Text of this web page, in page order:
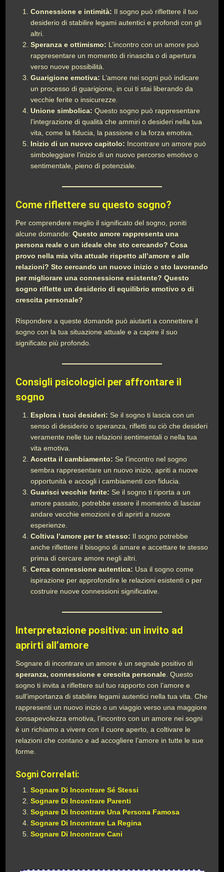
Connessione e intimità: Il sogno può riflettere il tuo
desiderio di stabilire legami autentici e profondi con gli
altri.
Speranza e ottimismo: L’incontro con un amore può
rappresentare un momento di rinascita o di apertura
verso nuove possibilità.
Guarigione emotiva: L’amore nei sogni può indicare
un processo di guarigione, in cui ti stai liberando da
vecchie ferite o insicurezze.
Unione simbolica: Questo sogno può rappresentare
l’integrazione di qualità che ammiri o desideri nella tua
vita, come la fiducia, la passione o la forza emotiva.
Inizio di un nuovo capitolo: Incontrare un amore può
simboleggiare l’inizio di un nuovo percorso emotivo o
sentimentale, pieno di potenziale.
Come riflettere su questo sogno?
Per comprendere meglio il significato del sogno, poniti
alcune domande:Questo amore rappresenta una
persona reale o un ideale che sto cercando? Cosa
provo nella mia vita attuale rispetto all’amore e alle
relazioni? Sto cercando un nuovo inizio o sto lavorando
per migliorare una connessione esistente? Questo
sogno riflette un desiderio di equilibrio emotivo o di
crescita personale?
Rispondere a queste domande può aiutarti a connettere il
sogno con la tua situazione attuale e a capire il suo
significato più profondo.
Consigli psicologici per affrontare il
sogno
Esplora i tuoi desideri: Se il sogno ti lascia con un
senso di desiderio o speranza, rifletti su ciò che desideri
veramente nelle tue relazioni sentimentali o nella tua
vita emotiva.
Accetta il cambiamento: Se l’incontro nel sogno
sembra rappresentare un nuovo inizio, apriti a nuove
opportunità e accogli i cambiamenti con fiducia.
Guarisci vecchie ferite: Se il sogno ti riporta a un
amore passato, potrebbe essere il momento di lasciar
andare vecchie emozioni e di aprirti a nuove
esperienze.
Coltiva l’amore per te stesso: Il sogno potrebbe
anche riflettere il bisogno di amare e accettare te stesso
prima di cercare amore negli altri.
Cerca connessione autentica: Usa il sogno come
ispirazione per approfondire le relazioni esistenti o per
costruire nuove connessioni significative.
Interpretazione positiva: un invito ad
aprirti all’amore
Sognare di incontrare un amore è un segnale positivo di
speranza, connessione e crescita personale . Questo
sogno ti invita a riflettere sul tuo rapporto con l’amore e
sull’importanza di stabilire legami autentici nella tua vita. Che
rappresenti un nuovo inizio o un viaggio verso una maggiore
consapevolezza emotiva, l’incontro con un amore nei sogni
è un richiamo a vivere con il cuore aperto, a coltivare le
relazioni che contano e ad accogliere l’amore in tutte le sue
forme.
Sogni Correlati:
Sognare Di Incontrare Sé Stessi
Sognare Di Incontrare Parenti
Sognare Di Incontrare Una Persona Famosa
Sognare Di Incontrare La Regina
Sognare Di Incontrare Cani